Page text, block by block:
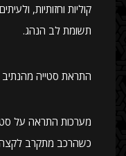
קוליות וחזותיות,
תשומת לב הנהג.
התראת סטייה מהנתיב
כשהרכב מתקרב לקצה